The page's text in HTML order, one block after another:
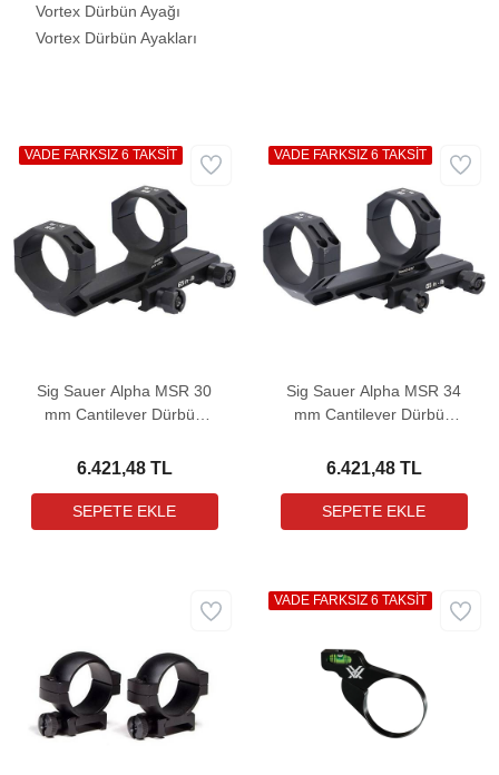
Vortex Dürbün Ayağı
Vortex Dürbün Ayakları
Sig Sauer Alpha MSR 30
mm Cantilever Dürbün
6.421,48 TL
VADE FARKSIZ 6 TAKSİT
Sig Sauer Alpha MSR 34
mm Cantilever Dürbün
6.421,48 TL
VADE FARKSIZ 6 TAKSİT
VADE FARKSIZ 6 TAKSİT